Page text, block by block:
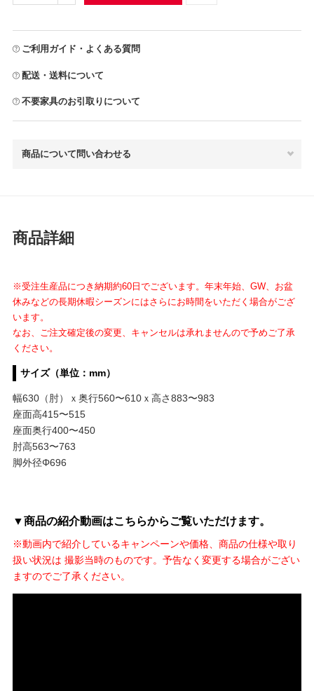
ご利用ガイド・よくある質問
配送・送料について
不要家具のお引取りについて
商品について問い合わせる
商品詳細
※受注生産品につき納期約60日でございます。年末年始、GW、お盆
休みなどの長期休暇シーズンにはさらにお時間をいただく場合がござ
います。
なお、ご注文確定後の変更、キャンセルは承れませんので予めご了承
ください。
サイズ（単位：mm）
幅630（肘）ｘ奥行560〜610ｘ高さ883〜983
座面高415〜515
座面奥行400〜450
肘高563〜763
脚外径Φ696
▼商品の紹介動画はこちらからご覧いただけます。
※動画内で紹介しているキャンペーンや価格、商品の仕様や取り
扱い状況は 撮影当時のものです。予告なく変更する場合がござい
ますのでご了承ください。